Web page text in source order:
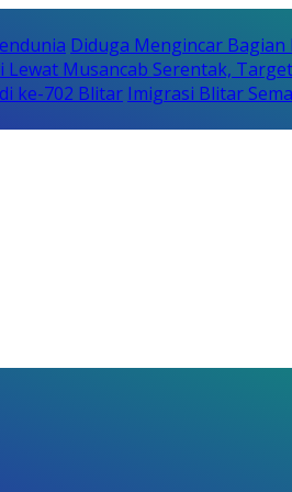
Diduga Mengincar
Musancab Serentak,
ke-702 Blitar Imigrasi Blitar